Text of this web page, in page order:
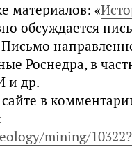
материалов: «
обсуждается
Роснедра, в
и др.
в
mining/